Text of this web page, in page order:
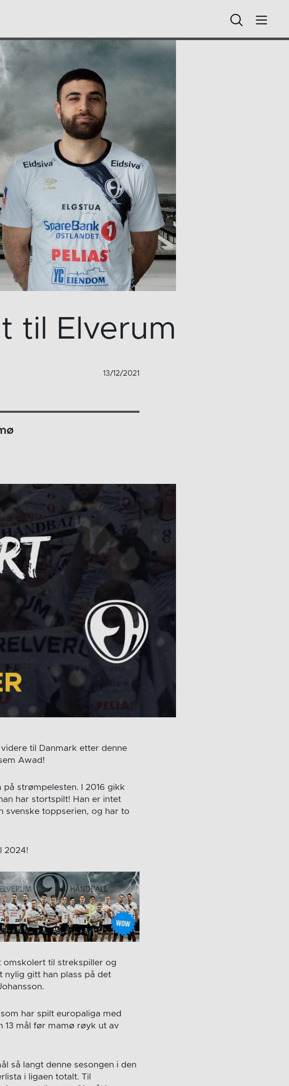
til Elverum
13/12/2021
til Danmark etter denne
Awad!
strømpelesten. I 2016 gikk
har stortspilt! Han er intet
svenske toppserien, og har to
2024!
omskolert til strekspiller og
nylig gitt han plass på det
har spilt europaliga med
13 mål før mamø røyk ut av
så langt denne sesongen i den
i ligaen totalt. Til